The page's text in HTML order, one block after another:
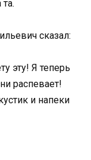
сказал:
эту! Я теперь
распевает!
и напеки